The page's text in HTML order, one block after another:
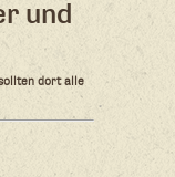
und
dort alle